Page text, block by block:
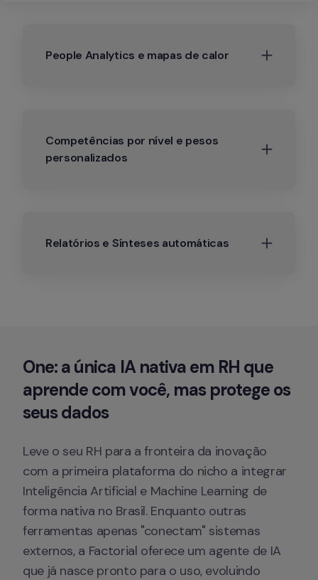
People Analytics e mapas de calor
Competências por nível e pesos
personalizados
Relatórios e Sínteses automáticas
One: a única IA nativa em RH que
aprende com você, mas protege os
seus dados
Leve o seu RH para a fronteira da inovação
com a primeira plataforma do nicho a integrar
Inteligência Artificial e Machine Learning de
forma nativa no Brasil. Enquanto outras
ferramentas apenas "conectam" sistemas
externos, a Factorial oferece um agente de IA
que já nasce pronto para o uso, evoluindo